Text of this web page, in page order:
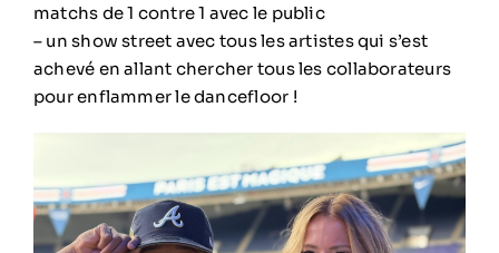
matchs de 1 contre 1 avec le public
– un show street avec tous les artistes qui s’est
achevé en allant chercher tous les collaborateurs
pour enflammer le dancefloor !